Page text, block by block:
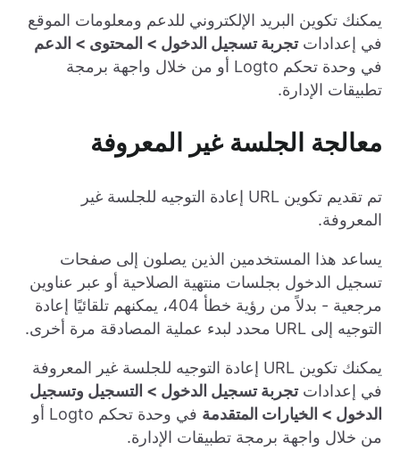
يمكنك تكوين البريد الإلكتروني للدعم ومعلومات الموقع
في إعداداتتجربة تسجيل الدخول > المحتوى > الدعم
في وحدة تحكم Logto أو من خلال واجهة برمجة
تطبيقات الإدارة.
معالجة الجلسة غير المعروفة
تم تقديم تكوين URL إعادة التوجيه للجلسة غير
المعروفة.
يساعد هذا المستخدمين الذين يصلون إلى صفحات
تسجيل الدخول بجلسات منتهية الصلاحية أو عبر عناوين
مرجعية - بدلاً من رؤية خطأ 404، يمكنهم تلقائيًا إعادة
التوجيه إلى URL محدد لبدء عملية المصادقة مرة أخرى.
يمكنك تكوين URL إعادة التوجيه للجلسة غير المعروفة
في إعداداتتجربة تسجيل الدخول > التسجيل وتسجيل
الدخول > الخيارات المتقدمة
في وحدة تحكم Logto أو
من خلال واجهة برمجة تطبيقات الإدارة.